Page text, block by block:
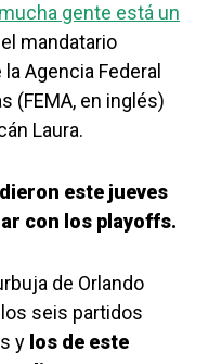
mucha gente está un
mandatario
Agencia Federal
(FEMA, en inglés)
Laura.
este jueves
con los playoffs.
de Orlando
seis partidos
y los de este